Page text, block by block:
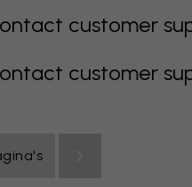
customer
customer